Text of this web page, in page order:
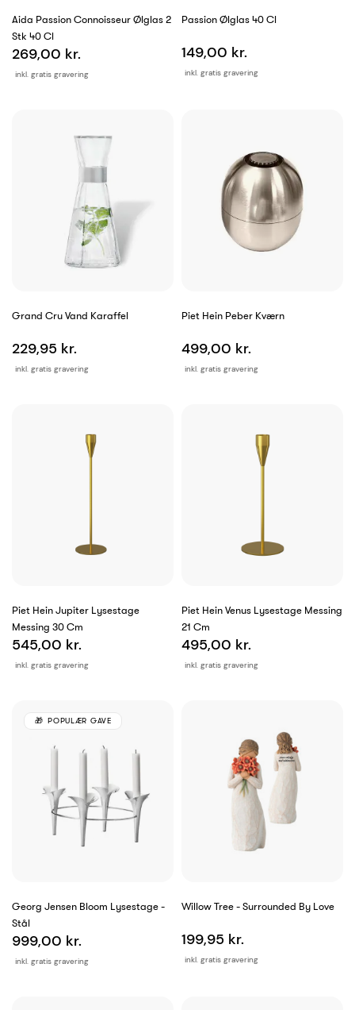
Aida Passion Connoisseur Ølglas 2
Stk 40 Cl
inkl. gratis gravering
269,00 kr.
Passion Ølglas 40 Cl
inkl. gratis gravering
149,00 kr.
Grand Cru Vand Karaffel
inkl. gratis gravering
229,95 kr.
Piet Hein Peber Kværn
inkl. gratis gravering
499,00 kr.
Piet Hein Jupiter Lysestage
Messing 30 Cm
inkl. gratis gravering
545,00 kr.
Piet Hein Venus Lysestage Messing
21 Cm
inkl. gratis gravering
495,00 kr.
Georg Jensen Bloom Lysestage -
Stål
inkl. gratis gravering
999,00 kr.
POPULÆR GAVE
Willow Tree - Surrounded By Love
inkl. gratis gravering
199,95 kr.